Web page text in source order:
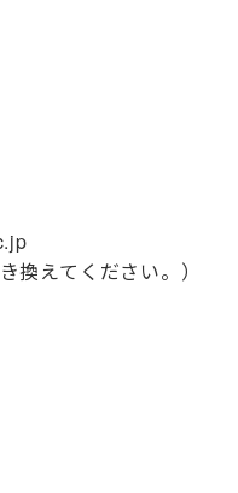
換えてください。）